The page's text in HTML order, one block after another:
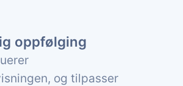
oppfølging
og tilpasser